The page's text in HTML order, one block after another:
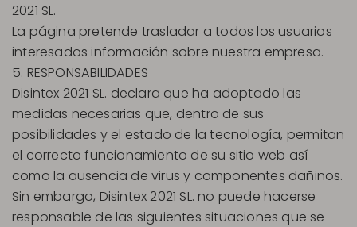
2021 SL.
La página pretende trasladar a todos los usuarios
interesados información sobre nuestra empresa.
5. RESPONSABILIDADES
Disintex 2021 SL. declara que ha adoptado las
medidas necesarias que, dentro de sus
posibilidades y el estado de la tecnología, permitan
el correcto funcionamiento de su sitio web así
como la ausencia de virus y componentes dañinos.
Sin embargo, Disintex 2021 SL. no puede hacerse
responsable de las siguientes situaciones que se